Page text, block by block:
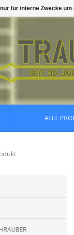
ALLE
für interne Zwecke